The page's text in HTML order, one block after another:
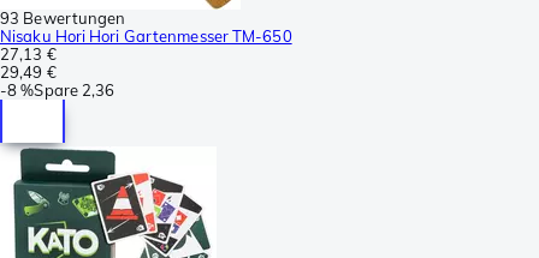
93 Bewertungen
Nisaku Hori Hori Gartenmesser TM-650
27,13 €
29,49 €
-8 %Spare 2,36